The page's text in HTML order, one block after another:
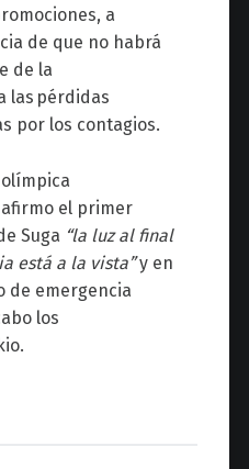
a
de que no habrá
de la
las pérdidas
por los contagios.
el primer
Suga “la luz al final
está a la vista”y en
de emergencia
los